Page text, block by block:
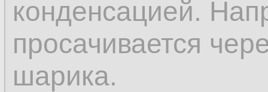
конденсацией.
просачивается
шарика.